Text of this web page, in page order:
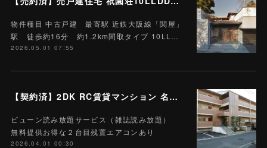
物件種目 中古戸建 最寄駅 近鉄大阪線「関屋」
駅 徒歩約16分 約1.2km間取タイプ 10LL…
2026.05.01 07:55
【契約済】2DK RC賃貸マンション 名張市栄町 205号 Wi-Fiインターネット無料 M-11 ハートランド栄町 雑誌読み放題付
ビューン読み放題サービス（雑誌読み放題）
無料提供お得な２台目残置エアコンあり
2026.04.01 00:30